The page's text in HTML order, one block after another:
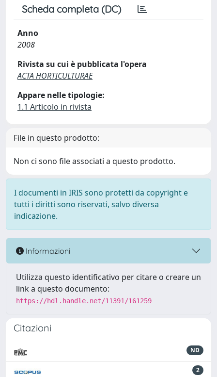
Scheda completa (DC)
Anno
2008
Rivista su cui è pubblicata l'opera
ACTA HORTICULTURAE
Appare nelle tipologie:
1.1 Articolo in rivista
File in questo prodotto:
Non ci sono file associati a questo prodotto.
I documenti in IRIS sono protetti da copyright e
tutti i diritti sono riservati, salvo diversa
indicazione.
Informazioni
Utilizza questo identificativo per citare o creare un
link a questo documento:
https://hdl.handle.net/11391/161259
Citazioni
ND
2